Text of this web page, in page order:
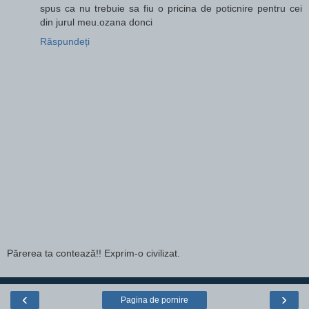
spus ca nu trebuie sa fiu o pricina de poticnire pentru cei
din jurul meu.ozana donci
Răspundeți
Părerea ta contează!! Exprim-o civilizat.
‹ ›
Pagina de pornire